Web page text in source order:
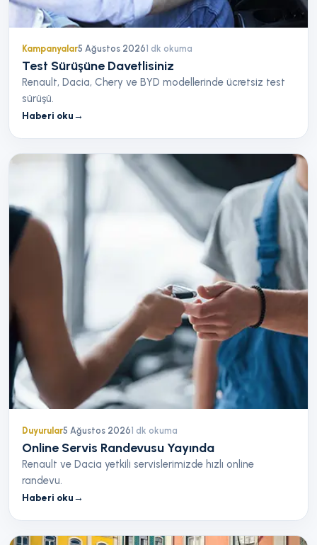
Kampanyalar5 Ağustos 20261 dk okuma
Test Sürüşüne Davetlisiniz
Renault, Dacia, Chery ve BYD modellerinde ücretsiz test
sürüşü.
Haberi oku→
Duyurular5 Ağustos 20261 dk okuma
Online Servis Randevusu Yayında
Renault ve Dacia yetkili servislerimizde hızlı online
randevu.
Haberi oku→